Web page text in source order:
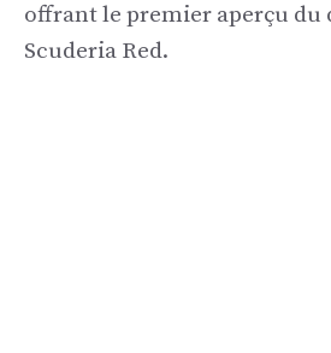
offrant le premier aperçu du
Scuderia Red.